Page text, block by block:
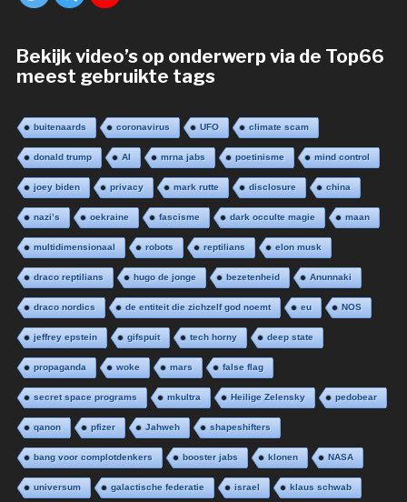
Bekijk video’s op onderwerp via de Top66
meest gebruikte tags
buitenaards coronavirus UFO climate scam
donald trump AI mrna jabs poetinisme mind control
joey biden privacy mark rutte disclosure china
nazi’s oekraine fascisme dark occulte magie maan
multidimensionaal robots reptilians elon musk
draco reptilians hugo de jonge bezetenheid Anunnaki
draco nordics de entiteit die zichzelf god noemt eu NOS
jeffrey epstein gifspuit tech horny deep state
propaganda woke mars false flag
secret space programs mkultra Heilige Zelensky pedobear
qanon pfizer Jahweh shapeshifters
bang voor complotdenkers booster jabs klonen NASA
universum galactische federatie israel klaus schwab